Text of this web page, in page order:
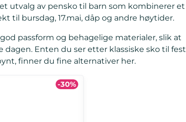
utvalg av pensko til barn som kombinerer et
til bursdag, 17.mai, dåp og andre høytider.
passform og behagelige materialer, slik at
dagen. Enten du ser etter klassiske sko til fest
finner du fine alternativer her.
-30%